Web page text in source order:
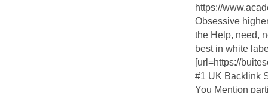
https://
Obsessive
the Help, need,
best in white
[url=https://
#1 UK Backlink
You Mention